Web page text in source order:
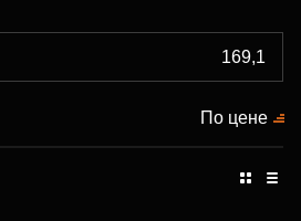
По цене